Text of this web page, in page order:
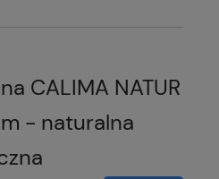
CALIMA NATUR
- naturalna